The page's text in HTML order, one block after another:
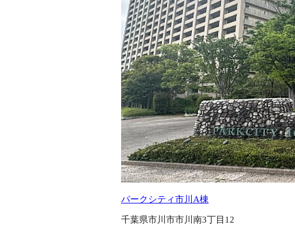
パークシティ市川A棟
千葉県市川市市川南3丁目12